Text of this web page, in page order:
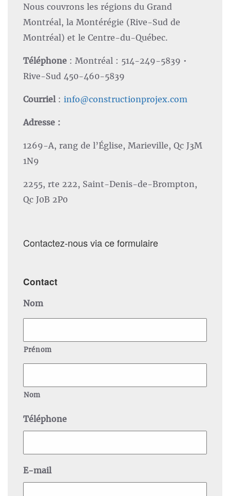
Nous couvrons les régions du Grand
Montréal, la Montérégie (Rive-Sud de
Montréal) et le Centre-du-Québec.
Téléphone : Montréal : 514-249-5839 •
Rive-Sud 450-460-5839
Courriel: info@constructionprojex.com
Adresse :
1269-A, rang de l’Église, Marieville, Qc J3M
1N9
2255, rte 222, Saint-Denis-de-Brompton,
Qc J0B 2P0
Contactez-nous via ce formulaire
Contact
Nom
Prénom
Nom
Téléphone
E-mail